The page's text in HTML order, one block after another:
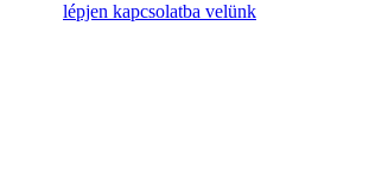
lépjen kapcsolatba velünk